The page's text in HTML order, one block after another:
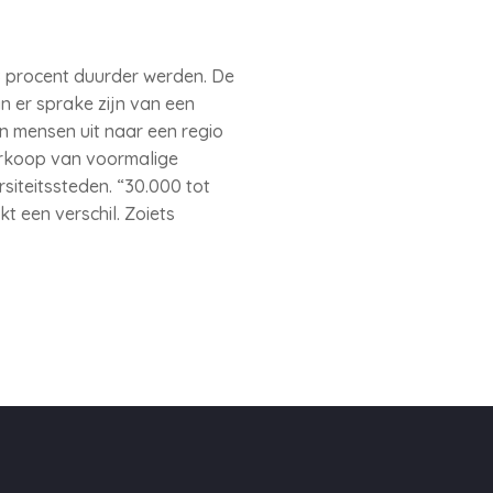
duurder werden. De
er sprake zijn van een
uit naar een regio
van voormalige
“30.000 tot
een verschil. Zoiets